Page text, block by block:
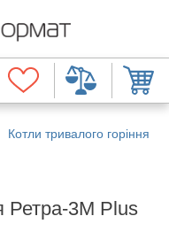
Котли тривалого горіння
Ретра-3М Plus